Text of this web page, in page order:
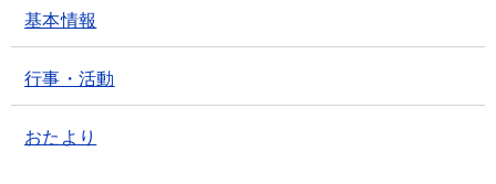
基本情報
行事・活動
おたより